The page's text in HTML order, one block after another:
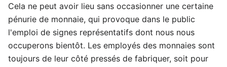
Cela ne peut avoir lieu sans occasionner une certaine
pénurie de monnaie, qui provoque dans le public
l'emploi de signes représentatifs dont nous nous
occuperons bientôt. Les employés des monnaies sont
toujours de leur côté pressés de fabriquer, soit pour